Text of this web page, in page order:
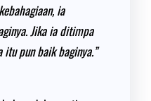
ia
Jika ia ditimpa
itu pun baik baginya.”